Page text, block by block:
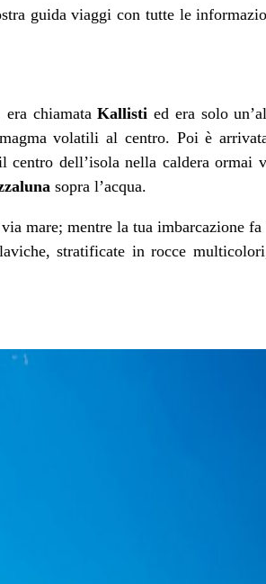
guida viaggi con tutte le
era chiamataKallisti ed era solo
volatili al centro. Poi è
centro dell’isola nella caldera
sopra l’acqua.
mare; mentre la tua imbarcazione
stratificate in rocce